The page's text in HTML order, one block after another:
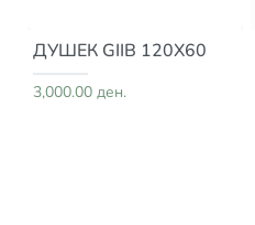
ДУШЕК GIIB 120X60
3,000.00 ден.